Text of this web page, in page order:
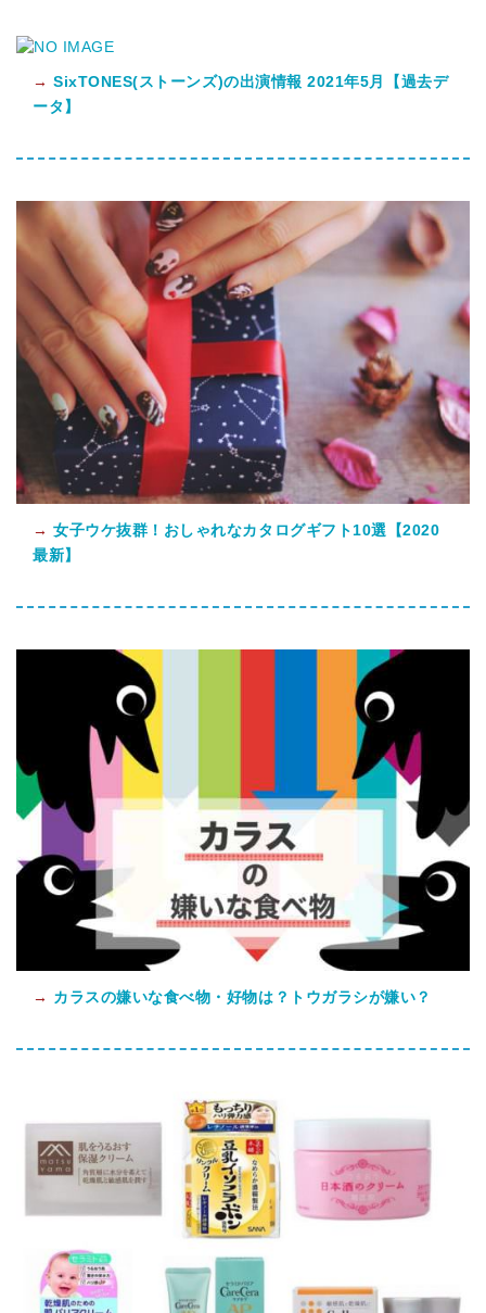
→ SixTONES(ストーンズ)の出演情報 2021年5月【過去デ
ータ】
→ 女子ウケ抜群！おしゃれなカタログギフト10選【2020
最新】
→ カラスの嫌いな食べ物・好物は？トウガラシが嫌い？